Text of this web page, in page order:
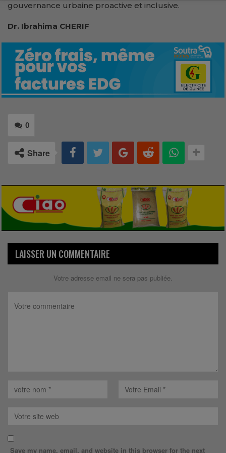
gouvernance urbaine proactive et inclusive.
Dr. Ibrahima CHERIF
0
Share
LAISSER UN COMMENTAIRE
Votre adresse email ne sera pas publiée.
Save my name, email, and website in this browser for the next